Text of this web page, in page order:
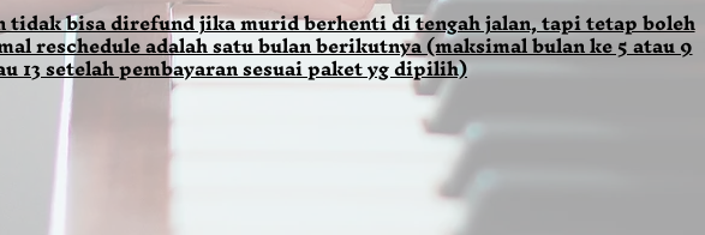
tidak bisa direfund jika murid berhenti di tengah jalan, tapi tetap boleh
reschedule adalah satu bulan berikutnya (maksimal bulan ke 5 atau 9
13 setelah pembayaran sesuai paket yg dipilih)